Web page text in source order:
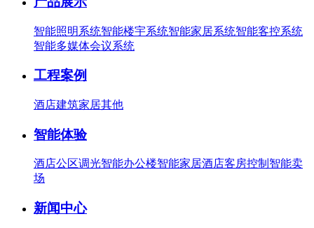
智能照明系统智能楼宇系统智能家居系统智能客控系统
智能多媒体会议系统
工程案例
酒店建筑家居其他
智能体验
酒店公区调光智能办公楼智能家居酒店客房控制 智能卖
场
新闻中心